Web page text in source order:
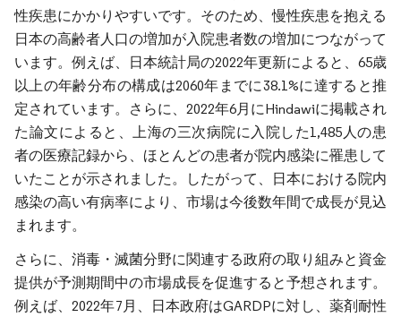
性疾患にかかりやすいです。そのため、慢性疾患を抱える
日本の高齢者人口の増加が入院患者数の増加につながって
います。例えば、日本統計局の2022年更新によると、65歳
以上の年齢分布の構成は2060年までに38.1%に達すると推
定されています。さらに、2022年6月にHindawiに掲載され
た論文によると、上海の三次病院に入院した1,485人の患
者の医療記録から、ほとんどの患者が院内感染に罹患して
いたことが示されました。したがって、日本における院内
感染の高い有病率により、市場は今後数年間で成長が見込
まれます。
さらに、消毒・滅菌分野に関連する政府の取り組みと資金
提供が予測期間中の市場成長を促進すると予想されます。
例えば、2022年7月、日本政府はGARDPに対し、薬剤耐性